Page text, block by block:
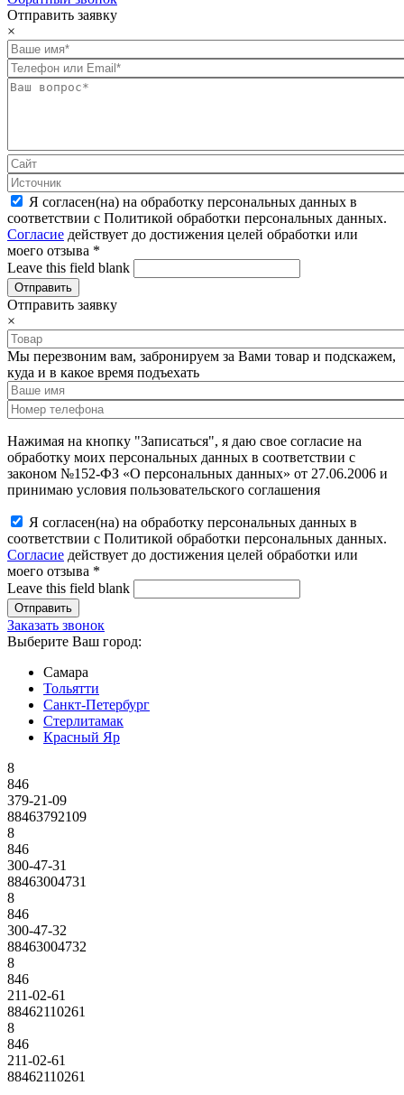
Отправить заявку
×
Я согласен(на) на обработку персональных данных в
соответствии с Политикой обработки персональных данных.
Согласие действует до достижения целей обработки или
моего отзыва *
Leave this field blank
Отправить заявку
×
Мы перезвоним вам, забронируем за Вами товар и подскажем,
куда и в какое время подъехать
Нажимая на кнопку "Записаться", я даю свое согласие на
обработку моих персональных данных в соответствии с
законом №152-ФЗ «О персональных данных» от 27.06.2006 и
принимаю условия пользовательского соглашения
Я согласен(на) на обработку персональных данных в
соответствии с Политикой обработки персональных данных.
Согласие действует до достижения целей обработки или
моего отзыва *
Leave this field blank
Заказать звонок
Выберите Ваш город:
Самара
Тольятти
Санкт-Петербург
Стерлитамак
Красный Яр
8
846
379-21-09
88463792109
8
846
300-47-31
88463004731
8
846
300-47-32
88463004732
8
846
211-02-61
88462110261
8
846
211-02-61
88462110261